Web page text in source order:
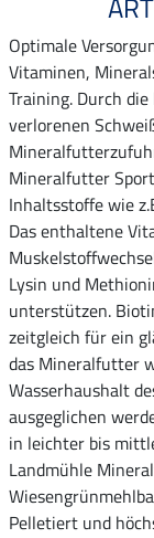
Optimale
Vitaminen,
Training. Durch
verlorenen
Mineralfutter
Inhaltsstoffe wie
Das enthaltene
Lysin und
unterstützen.
zeitgleich für ein
das Mineralfutter
Wasserhaushalt
ausgeglichen
in leichter bis
Landmühle
Pelletiert und